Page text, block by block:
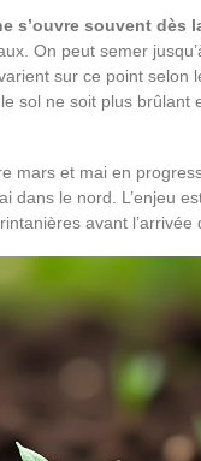
s’ouvre souvent dès
On peut semer
sur ce point selon
sol ne soit plus brûlant
mars et mai en
dans le nord. L’enjeu
avant l’arrivée